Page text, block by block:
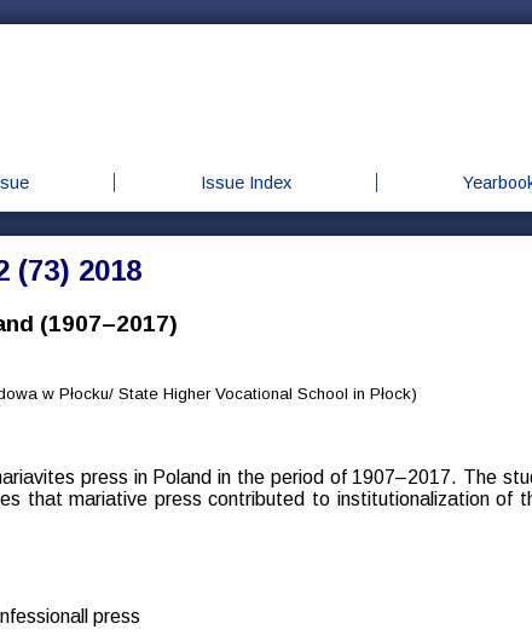
Issue Index
(73) 2018
(1907–2017)
w Płocku/ State Higher Vocational School in Płock)
press in Poland in the period of 1907–2017. The
that mariative press contributed to institutionalization of
press